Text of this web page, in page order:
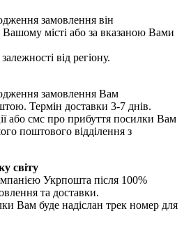
замовлення він
Вашому місті або за вказаною Вами
від регіону.
замовлення Вам
Термін доставки 3-7 днів.
або смс про прибуття посилки Вам
поштового відділення з
світу
Укрпошта після 100%
та доставки.
Вам буде надіслан трек номер для